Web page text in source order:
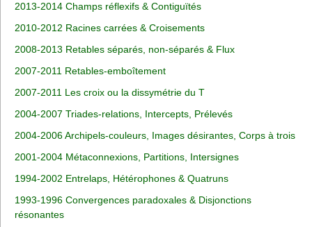
2013-2014 Champs réflexifs & Contiguïtés
2010-2012 Racines carrées & Croisements
2008-2013 Retables séparés, non-séparés & Flux
2007-2011 Retables-emboîtement
2007-2011 Les croix ou la dissymétrie du T
2004-2007 Triades-relations, Intercepts, Prélevés
2004-2006 Archipels-couleurs, Images désirantes, Corps à trois
2001-2004 Métaconnexions, Partitions, Intersignes
1994-2002 Entrelaps, Hétérophones & Quatruns
1993-1996 Convergences paradoxales & Disjonctions
résonantes